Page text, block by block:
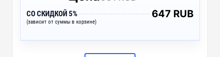
СО СКИДКОЙ 5%
(зависит от суммы в корзине)
647 RUB